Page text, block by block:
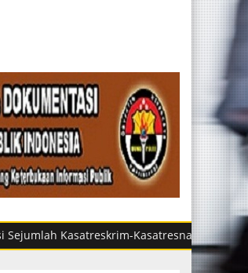
Kasatreskrim-Kasatresnarkoba di Sumut, Ini